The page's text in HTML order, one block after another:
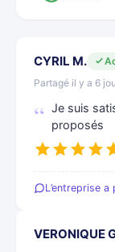
CYRIL M.
Partagé il y a 6
Je suis
proposés
L’entreprise
VERONIQUE